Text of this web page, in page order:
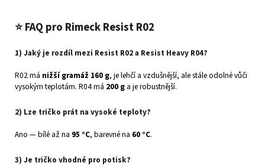
⭐ FAQ pro Rimeck Resist R02
1) Jaký je rozdíl mezi Resist R02 a Resist Heavy R04?
R02 má nižší gramáž 160 g, je lehčí a vzdušnější, ale stále odolné vůči
vysokým teplotám. R04 má 200 g a je robustnější.
2) Lze tričko prát na vysoké teploty?
Ano — bílé až na 95 °C, barevné na 60 °C.
3) Je tričko vhodné pro potisk?